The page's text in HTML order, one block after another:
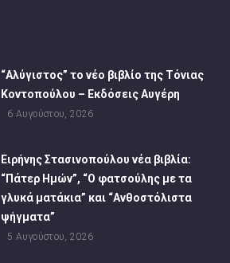
“Αλύγιστος” το νέο βιβλίο της Τόνιας
Κοντοπούλου – Εκδόσεις Αυγέρη
6 Αυγούστου, 2026
Ειρήνης Στασινοπούλου νέα βιβλία:
“Πάτερ Ημών”, “Ο φατσούλης με τα
γλυκά ματάκια” και “Ανθοστόλιστα
ψήγματα”
5 Αυγούστου, 2026